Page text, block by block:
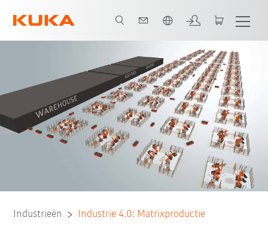
Dankzij digitaal verbonden waardeketens wordt Industrie 4.0 werkelijkheid.
Industrieën Industrie 4.0: Matrixproductie